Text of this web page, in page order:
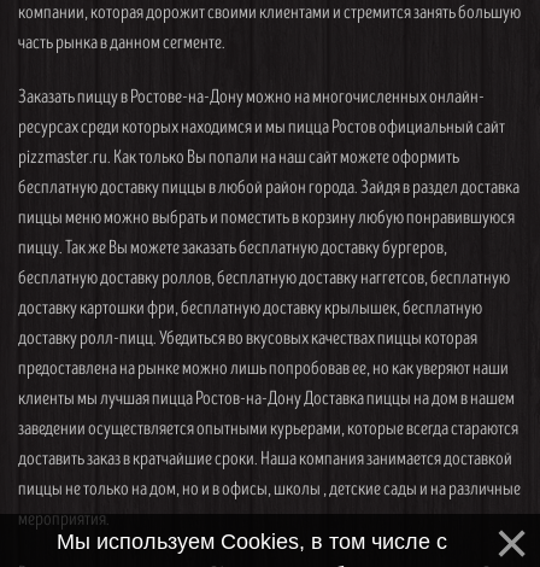
компании, которая дорожит своими клиентами и стремится занять большую
часть рынка в данном сегменте.
Заказать пиццу в Ростове-на-Дону можно на многочисленных онлайн-
ресурсах среди которых находимся и мы пицца Ростов официальный сайт
pizzmaster.ru. Как только Вы попали на наш сайт можете оформить
бесплатную доставку пиццы в любой район города. Зайдя в раздел доставка
пиццы меню можно выбрать и поместить в корзину любую понравившуюся
пиццу. Так же Вы можете заказать бесплатную доставку бургеров,
бесплатную доставку роллов, бесплатную доставку наггетсов, бесплатную
доставку картошки фри, бесплатную доставку крылышек, бесплатную
доставку ролл-пицц. Убедиться во вкусовых качествах пиццы которая
предоставлена на рынке можно лишь попробовав ее, но как уверяют наши
клиенты мы лучшая пицца Ростов-на-Дону Доставка пиццы на дом в нашем
заведении осуществляется опытными курьерами, которые всегда стараются
доставить заказ в кратчайшие сроки. Наша компания занимается доставкой
пиццы не только на дом, но и в офисы, школы , детские сады и на различные
мероприятия.
Мы используем Cookies, в том числе с